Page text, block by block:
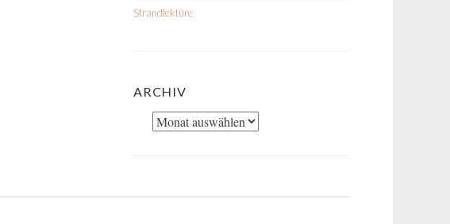
Strandlektüre
ARCHIV
Archiv